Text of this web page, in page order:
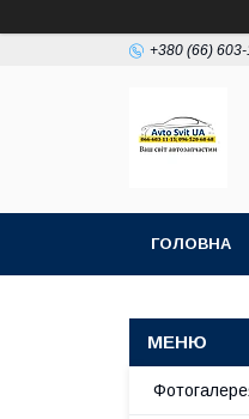
+380 (66)
ГОЛОВНА